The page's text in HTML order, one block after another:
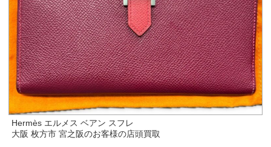
Hermès エルメス ベアン スフレ
大阪 枚方市 宮之阪のお客様の店頭買取